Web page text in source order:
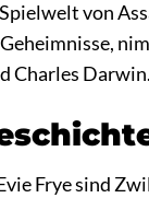
von
Charles
Frye sind